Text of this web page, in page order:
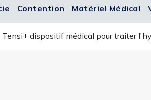
Contention Matériel Médical
Tensi+ dispositif médical pour traiter